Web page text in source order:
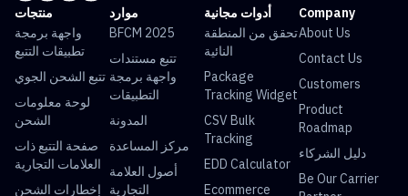
منتجات
واجهة برمجة
تطبيقات التتبع
تتبع الشحن الجوي
لوحة معلومات
الشحن
صفحة التتبع ذات
العلامات التجارية
إخطارات الشحن
موارد
BFCM 2025
تتبع مستندات
واجهة برمجة
التطبيقات
المدونة
مركز المساعدة
أصول العلامة
التجارية
أدوات مجانية
تحقق من المنطقة
النائية
Package
Tracking Widget
CSV Bulk
Tracking
EDD Calculator
Ecommerce
Company
About Us
Contact Us
Customers
Product
Roadmap
دليل الشركاء
Be Our Carrier